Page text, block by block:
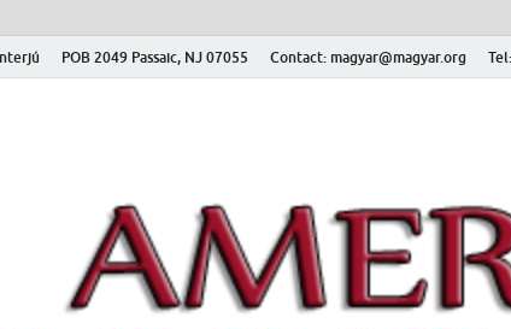
POB 2049 Passaic, NJ 07055 Contact: magyar@magyar.org
Múzeum